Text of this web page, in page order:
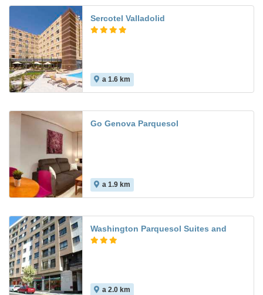
Sercotel Valladolid
a 1.6 km
Go Genova Parquesol
a 1.9 km
Washington Parquesol Suites and
a 2.0 km